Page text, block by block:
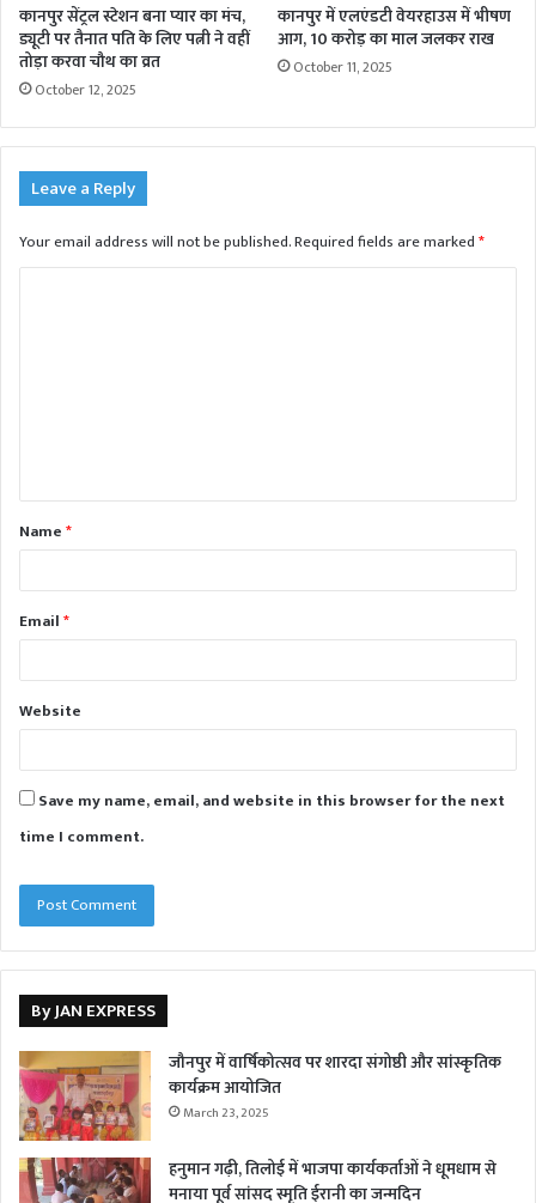
कानपुर सेंट्रल स्टेशन बना प्यार का मंच,
ड्यूटी पर तैनात पति के लिए पत्नी ने वहीं
तोड़ा करवा चौथ का व्रत
October 12, 2025
कानपुर में एलएंडटी वेयरहाउस में भीषण
आग, 10 करोड़ का माल जलकर राख
October 11, 2025
Leave a Reply
Your email address will not be published.Required fields are marked*
t
*Name*
Email*
Website
Save my name, email, and website in this browser for the next
time I comment.
By JAN EXPRESS
जौनपुर में वार्षिकोत्सव पर शारदा संगोष्ठी और सांस्कृतिक
कार्यक्रम आयोजित
March 23, 2025
हनुमान गढ़ी, तिलोई में भाजपा कार्यकर्ताओं ने धूमधाम से
मनाया पूर्व सांसद स्मृति ईरानी का जन्मदिन